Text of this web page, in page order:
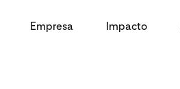
Empresa Impacto